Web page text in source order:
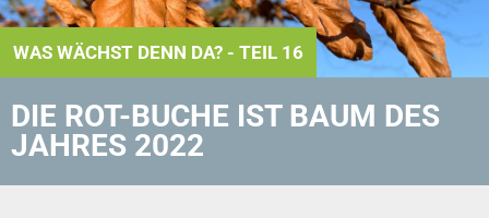
WAS WÄCHST DENN DA? - TEIL 16
DIE ROT-BUCHE IST BAUM DES
JAHRES 2022